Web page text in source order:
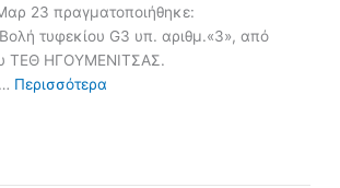
23 πραγματοποιήθηκε:
τυφεκίου G3 υπ. αριθμ.«3», από
ΤΕΘ ΗΓΟΥΜΕΝΙΤΣΑΣ.
Περισσότερα